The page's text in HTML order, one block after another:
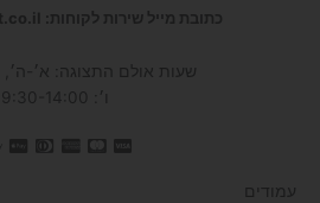
כתובת מייל שירות לקוחות: hello@idosport.co.il
שעות אולם התצוגה: א׳-ה׳, 9:00-18:00
עמודים